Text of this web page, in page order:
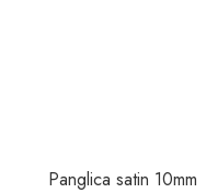
Panglica satin 10mm